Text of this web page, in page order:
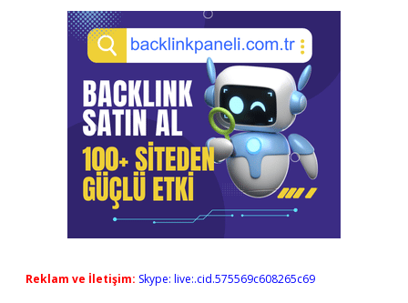
Reklam ve İletişim: Skype: live:.cid.575569c608265c69